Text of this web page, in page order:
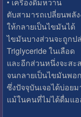
ตับสามารถเปลี่ยนพลั
ให้กลายเป็นไขมันได้
ไขมันบางส่วนจะถูกป
Triglyceride ในเลือด
และอีกส่วนหนึ่งจะสะ
จนกลายเป็นไขมันพอ
ซึ่งปัจจุบันเจอได้บ่อยม
แม้ในคนที่ไม่ได้ดื่มแ